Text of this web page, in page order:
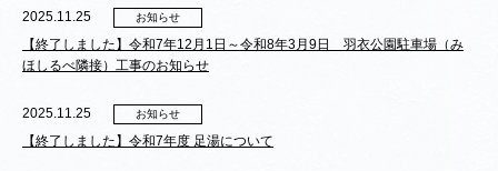
2025.11.25 お知らせ
【終了しました】令和7年12月1日～令和8年3月9日 羽衣公園駐車場（み
ほしるべ隣接）工事のお知らせ
2025.11.25 お知らせ
【終了しました】令和7年度 足湯について